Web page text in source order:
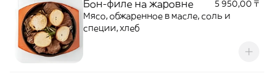
Бон-филе на жаровне
5 950,00 ₸
Мясо, обжаренное в масле, соль и
специи, хлеб